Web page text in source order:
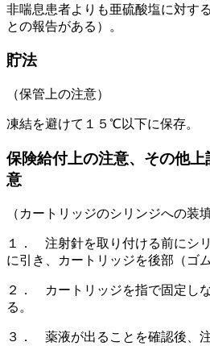
非喘息患者よりも亜硫酸塩に対す
との報告がある）。
貯法
（保管上の注意）
凍結を避けて１５℃以下に保存。
保険給付上の注意、その他
意
（カートリッジのシリンジへの装
１． 注射針を取り付ける前にシ
に引き、カートリッジを後部（ゴ
２． カートリッジを指で固定し
る。
３． 薬液が出ることを確認後、注